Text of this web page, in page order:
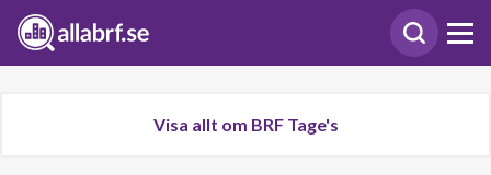
Visa allt om BRF Tage's